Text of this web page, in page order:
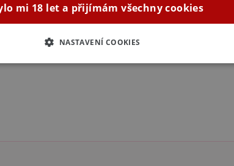
mi 18 let a přijímám všechny cookies
NASTAVENÍ COOKIES
ANALYTICKÉ MARKETINGOVÉ
používat.